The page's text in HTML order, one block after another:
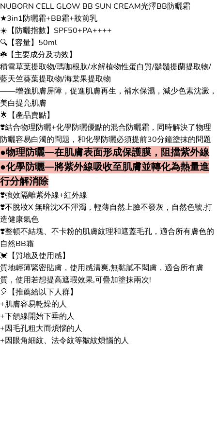
NUBORN CELL GLOW BB SUN CREAM光澤BB防曬霜
★3in1防曬霜+BB霜+妝前乳
☀️【防曬指數】SPF50+PA++++
🔍【容量】50ml
☘️【主要成分及功效】
積雪草葉提取物/瑪咖根肽/水解植物性蛋白質/鬍鬚提蘭提取物/
藍天竺葵葉提取物/海棠果提取物
——增強肌膚屏障，促進肌膚再生，補水保濕，減少色素沈澱，
美白提亮肌膚
🌟【產品賣點】
❣️結合物理防曬+化學防曬優點的混合防曬霜，同時解決了物理
防曬容易白濁的問題，和化學防曬必須提前30分鐘塗抹的問題
●物理防曬—在肌膚表面形成保護膜，阻擋紫外線
●化學防曬—將紫外線吸收至肌膚並轉化為熱量進
行分解消除
❣️強效隔離紫外線+紅外線
❣️不脫妝X 無暗沈X不渾濁，輕薄自然上臉不發灰，自然色號,打
造健康氣色
❣️整頓不結塊、不卡粉的肌膚紋理和遮蓋毛孔，適合所有膚色的
自然BB霜
💓【質地及使用感】
質地輕薄緊密貼膚，使用感清爽,無黏膩不悶膚，適合所有膚
質，使用若想提高遮瑕效果,可疊加塗抹兩次!
🎈【推薦給以下人群】
+肌膚容易乾燥的人
+下頜線開始下垂的人
+因毛孔粗大而煩惱的人
+因眼角細紋、法令紋等皺紋煩惱的人